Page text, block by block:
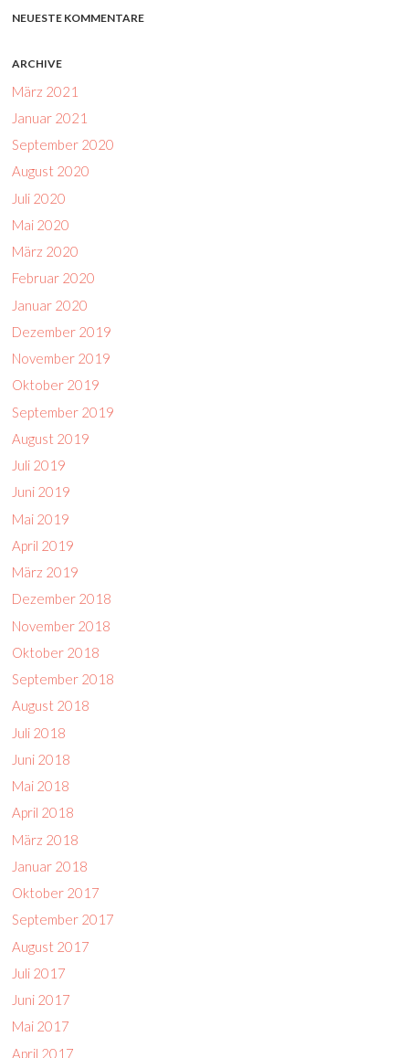
NEUESTE KOMMENTARE
ARCHIVE
März 2021
Januar 2021
September 2020
August 2020
Juli 2020
Mai 2020
März 2020
Februar 2020
Januar 2020
Dezember 2019
November 2019
Oktober 2019
September 2019
August 2019
Juli 2019
Juni 2019
Mai 2019
April 2019
März 2019
Dezember 2018
November 2018
Oktober 2018
September 2018
August 2018
Juli 2018
Juni 2018
Mai 2018
April 2018
März 2018
Januar 2018
Oktober 2017
September 2017
August 2017
Juli 2017
Juni 2017
Mai 2017
April 2017